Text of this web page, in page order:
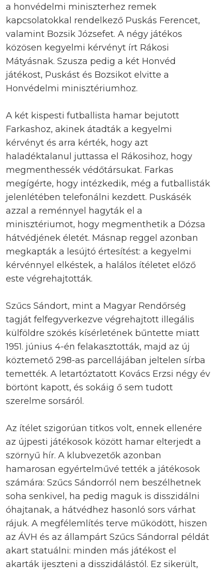
a honvédelmi miniszterhez remek
kapcsolatokkal rendelkező Puskás Ferencet,
valamint Bozsik Józsefet. A négy játékos
közösen kegyelmi kérvényt írt Rákosi
Mátyásnak. Szusza pedig a két Honvéd
játékost, Puskást és Bozsikot elvitte a
Honvédelmi minisztériumhoz.
A két kispesti futballista hamar bejutott
Farkashoz, akinek átadták a kegyelmi
kérvényt és arra kérték, hogy azt
haladéktalanul juttassa el Rákosihoz, hogy
megmenthessék védőtársukat. Farkas
megígérte, hogy intézkedik, még a futballisták
jelenlétében telefonálni kezdett. Puskásék
azzal a reménnyel hagyták el a
minisztériumot, hogy megmenthetik a Dózsa
hátvédjének életét. Másnap reggel azonban
megkapták a lesújtó értesítést: a kegyelmi
kérvénnyel elkéstek, a halálos ítéletet előző
este végrehajtották.
Szűcs Sándort, mint a Magyar Rendőrség
tagját felfegyverkezve végrehajtott illegális
külföldre szökés kísérletének bűntette miatt
1951. június 4-én felakasztották, majd az új
köztemető 298-as parcellájában jeltelen sírba
temették. A letartóztatott Kovács Erzsi négy év
börtönt kapott, és sokáig ő sem tudott
szerelme sorsáról.
Az ítélet szigorúan titkos volt, ennek ellenére
az újpesti játékosok között hamar elterjedt a
szörnyű hír. A klubvezetők azonban
hamarosan egyértelművé tették a játékosok
számára: Szűcs Sándorról nem beszélhetnek
soha senkivel, ha pedig maguk is disszidálni
óhajtanak, a hátvédhez hasonló sors várhat
rájuk. A megfélemlítés terve működött, hiszen
az ÁVH és az állampárt Szűcs Sándorral példát
akart statuálni: minden más játékost el
akarták ijeszteni a disszidálástól. Ez sikerült,